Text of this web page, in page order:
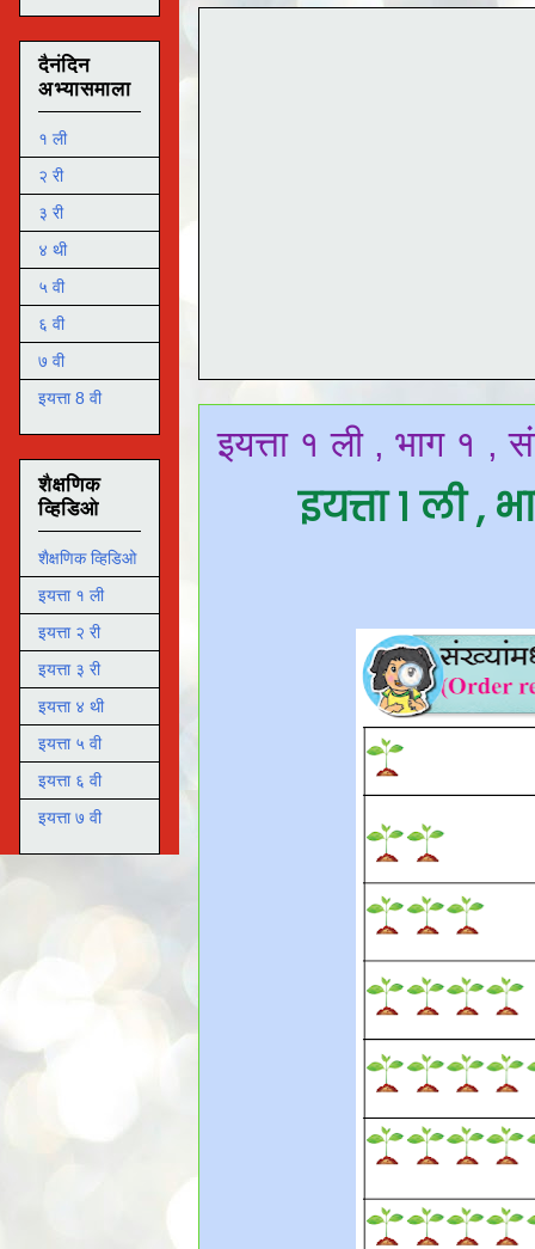
इयत्ता १ ली , भाग १ ,
इयत्ता १ ली ,
दैनंदिन
अभ्यासमाला
१ ली
२ री
३ री
४ थी
५ वी
६ वी
७ वी
इयत्ता 8 वी
शैक्षणिक
व्हिडिओ
शैक्षणिक व्हिडिओ
इयत्ता १ ली
इयत्ता २ री
इयत्ता ३ री
इयत्ता ४ थी
इयत्ता ५ वी
इयत्ता ६ वी
इयत्ता ७ वी